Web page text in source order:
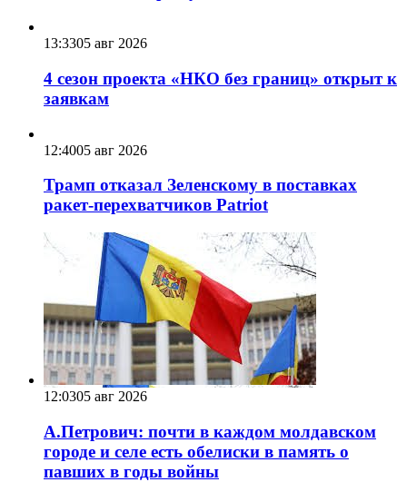
13:3305 авг 2026
4 сезон проекта «НКО без границ» открыт к
заявкам
12:4005 авг 2026
Трамп отказал Зеленскому в поставках
ракет-перехватчиков Patriot
12:0305 авг 2026
А.Петрович: почти в каждом молдавском
городе и селе есть обелиски в память о
павших в годы войны